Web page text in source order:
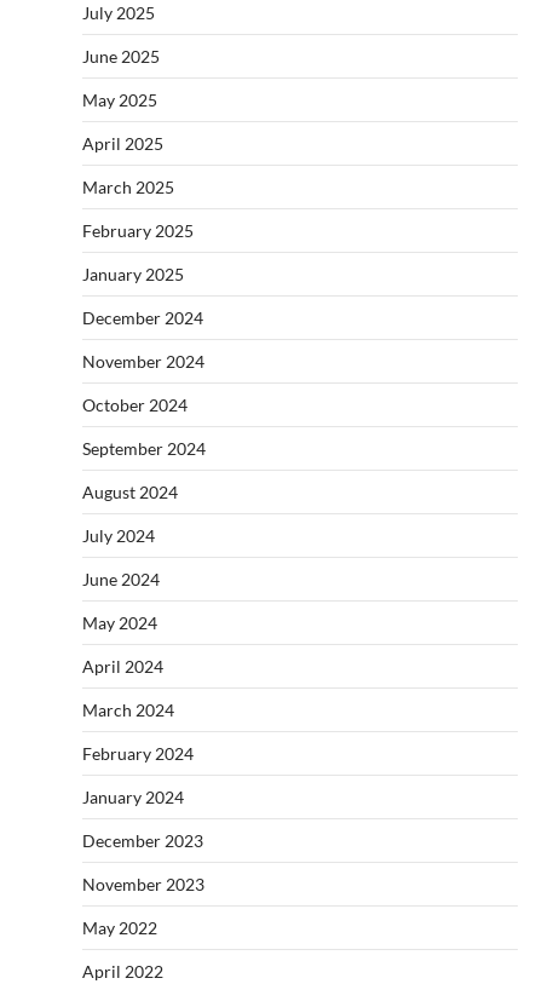
July 2025
June 2025
May 2025
April 2025
March 2025
February 2025
January 2025
December 2024
November 2024
October 2024
September 2024
August 2024
July 2024
June 2024
May 2024
April 2024
March 2024
February 2024
January 2024
December 2023
November 2023
May 2022
April 2022